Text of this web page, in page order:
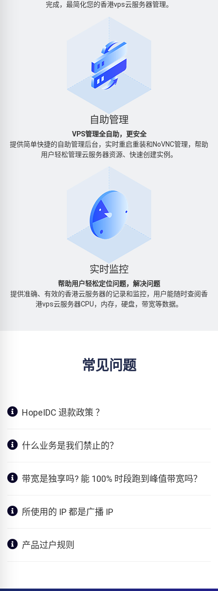
完成，最简化您的香港vps云服务器管理。
自助管理
VPS管理全自助，更安全
提供简单快捷的自助管理后台，实时重启重装和NoVNC管理，帮助
用户轻松管理云服务器资源、快速创建实例。
实时监控
帮助用户轻松定位问题，解决问题
提供准确、有效的香港云服务器的记录和监控，用户能随时查阅香
港vps云服务器CPU，内存，硬盘，带宽等数据。
常见问题
HopeIDC 退款政策 ？
什么业务是我们禁止的？
带宽是独享吗? 能 100% 时段跑到峰值带宽吗？
所使用的 IP 都是广播 IP
产品过户规则